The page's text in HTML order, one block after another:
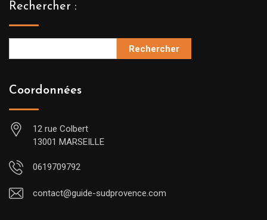
Rechercher :
Rechercher
Coordonnées
12 rue Colbert
13001 MARSEILLE
0619709792
contact@guide-sudprovence.com